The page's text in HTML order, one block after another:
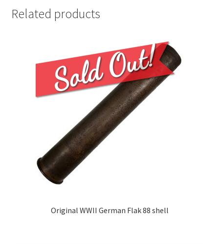
Related products
Original WWII German Flak 88 shell